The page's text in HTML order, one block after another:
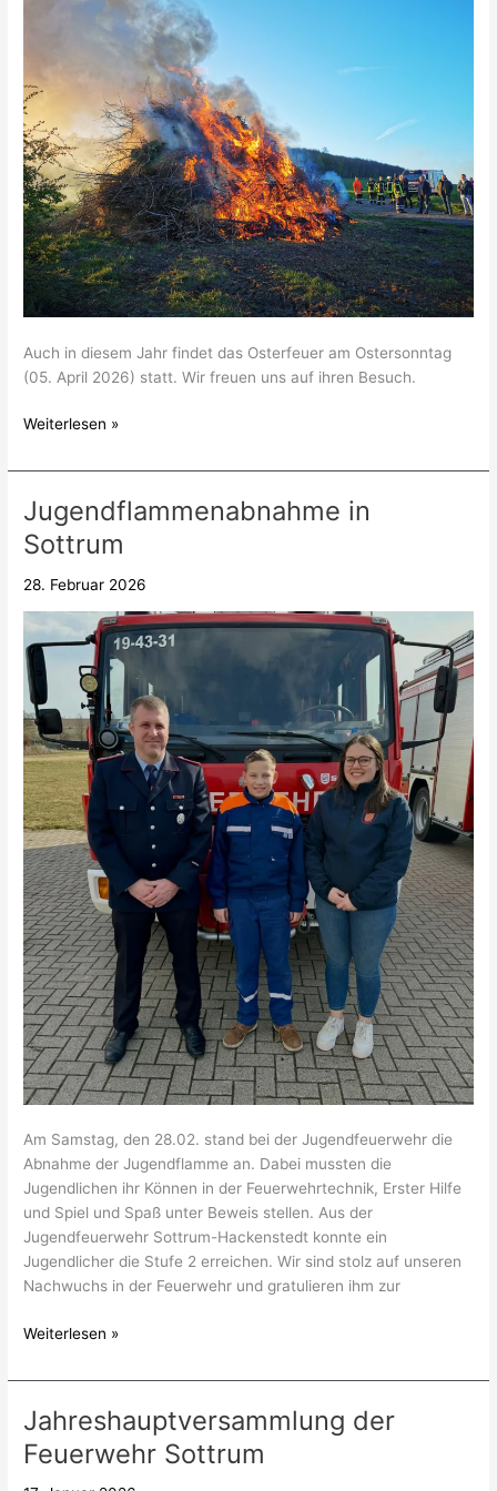
Auch in diesem Jahr findet das Osterfeuer am Ostersonntag
(05. April 2026) statt. Wir freuen uns auf ihren Besuch.
Weiterlesen »
Jugendflammenabnahme in
Sottrum
28. Februar 2026
Am Samstag, den 28.02. stand bei der Jugendfeuerwehr die
Abnahme der Jugendflamme an. Dabei mussten die
Jugendlichen ihr Können in der Feuerwehrtechnik, Erster Hilfe
und Spiel und Spaß unter Beweis stellen. Aus der
Jugendfeuerwehr Sottrum-Hackenstedt konnte ein
Jugendlicher die Stufe 2 erreichen. Wir sind stolz auf unseren
Nachwuchs in der Feuerwehr und gratulieren ihm zur
Jugendflammenabnahme
in
Sottrum
Weiterlesen »
Jahreshauptversammlung der
Feuerwehr Sottrum
Jahreshauptversammlung
der
Feuerwehr